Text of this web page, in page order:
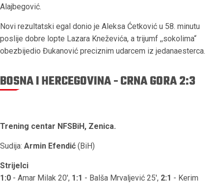
Alajbegović.
Novi rezultatski egal donio je Aleksa Ćetković u 58. minutu
poslije dobre lopte Lazara Kneževića, a trijumf ,,sokolima“
obezbijedio Đukanović preciznim udarcem iz jedanaesterca.
BOSNA I HERCEGOVINA - CRNA GORA 2:3
Trening centar NFSBiH, Zenica.
Sudija: Armin Efendić (BiH)
Strijelci
1:0 - Amar Milak 20', 1:1 - Balša Mrvaljević 25', 2:1 - Kerim